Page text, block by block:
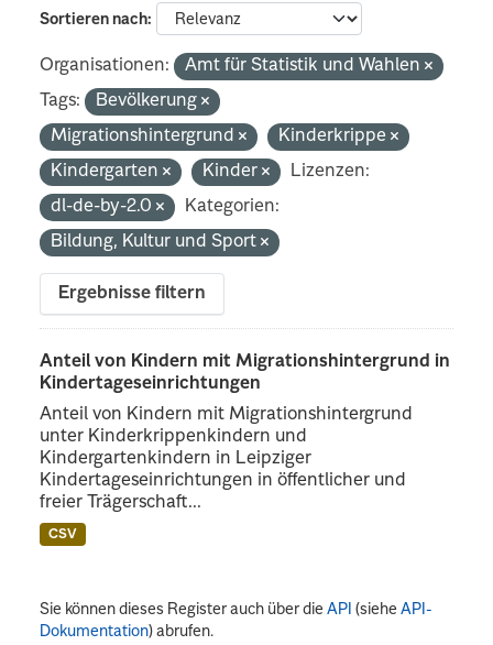
Sortieren nach
Organisationen:
Amt für Statistik und Wahlen
Tags:
Bevölkerung
Migrationshintergrund
Kinderkrippe
Kindergarten
Kinder
Lizenzen:
dl-de-by-2.0
Kategorien:
Bildung, Kultur und Sport
Ergebnisse filtern
Anteil von Kindern mit Migrationshintergrund in
Kindertageseinrichtungen
Anteil von Kindern mit Migrationshintergrund
unter Kinderkrippenkindern und
Kindergartenkindern in Leipziger
Kindertageseinrichtungen in öffentlicher und
freier Trägerschaft...
CSV
Sie können dieses Register auch über dieAPI (sieheAPI-
Dokumentation) abrufen.